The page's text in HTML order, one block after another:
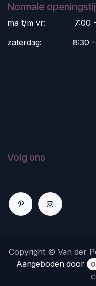
Normale
ma t/m vr:
​7:00
zaterdag:
​8:30
Volg ons
Copyright © Van der
Aangeboden door